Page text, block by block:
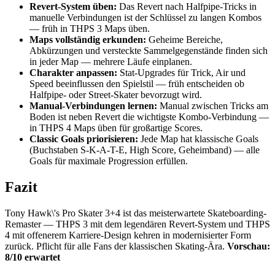
Revert-System üben: Das Revert nach Halfpipe-Tricks in
manuelle Verbindungen ist der Schlüssel zu langen Kombos
— früh in THPS 3 Maps üben.
Maps vollständig erkunden: Geheime Bereiche,
Abkürzungen und versteckte Sammelgegenstände finden sich
in jeder Map — mehrere Läufe einplanen.
Charakter anpassen: Stat-Upgrades für Trick, Air und
Speed beeinflussen den Spielstil — früh entscheiden ob
Halfpipe- oder Street-Skater bevorzugt wird.
Manual-Verbindungen lernen: Manual zwischen Tricks am
Boden ist neben Revert die wichtigste Kombo-Verbindung —
in THPS 4 Maps üben für großartige Scores.
Classic Goals priorisieren: Jede Map hat klassische Goals
(Buchstaben S-K-A-T-E, High Score, Geheimband) — alle
Goals für maximale Progression erfüllen.
Fazit
Tony Hawk\'s Pro Skater 3+4 ist das meisterwartete Skateboarding-
Remaster — THPS 3 mit dem legendären Revert-System und THPS
4 mit offenerem Karriere-Design kehren in modernisierter Form
zurück. Pflicht für alle Fans der klassischen Skating-Ära. Vorschau:
8/10 erwartet